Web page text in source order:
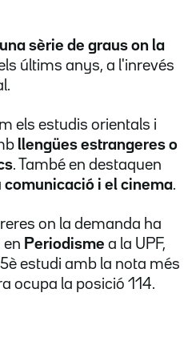
una sèrie de graus on la
últims anys, a l'inrevés
els estudis orientals i
llengües estrangeres o
. També en destaquen
comunicació i el cinema.
on la demanda ha
en Periodisme a la UPF,
estudi amb la nota més
ocupa la posició 114.